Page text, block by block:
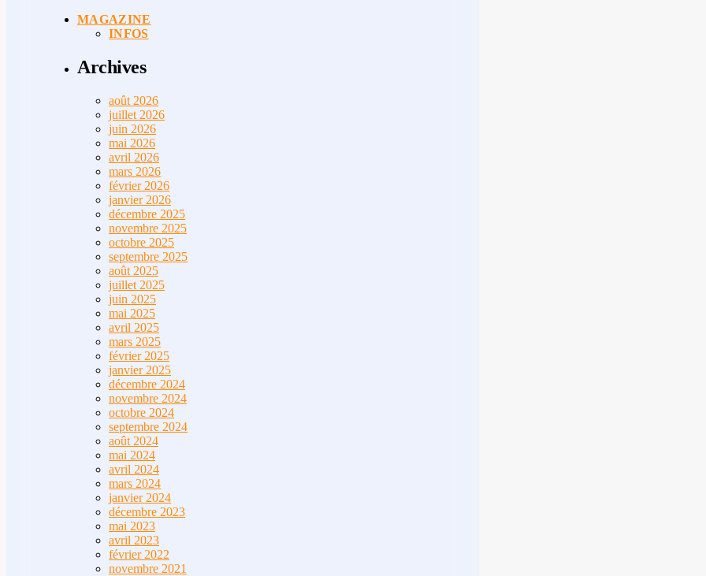
MAGAZINE
INFOS
Archives
août 2026
juillet 2026
juin 2026
mai 2026
avril 2026
mars 2026
février 2026
janvier 2026
décembre 2025
novembre 2025
octobre 2025
septembre 2025
août 2025
juillet 2025
juin 2025
mai 2025
avril 2025
mars 2025
février 2025
janvier 2025
décembre 2024
novembre 2024
octobre 2024
septembre 2024
août 2024
mai 2024
avril 2024
mars 2024
janvier 2024
décembre 2023
mai 2023
avril 2023
février 2022
novembre 2021